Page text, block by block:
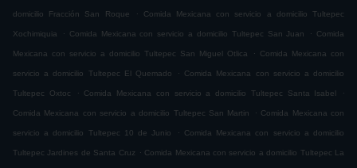
domicilio Fracción San Roque . Comida Mexicana con servicio a domicilio Tultepec
Xochimiquia . Comida Mexicana con servicio a domicilio Tultepec San Juan . Comida
Mexicana con servicio a domicilio Tultepec San Miguel Otlica . Comida Mexicana con
servicio a domicilio Tultepec El Quemado . Comida Mexicana con servicio a domicilio
Tultepec Oxtoc . Comida Mexicana con servicio a domicilio Tultepec Santa Isabel .
Comida Mexicana con servicio a domicilio Tultepec San Martin . Comida Mexicana con
servicio a domicilio Tultepec 10 de Junio . Comida Mexicana con servicio a domicilio
Tultepec Jardines de Santa Cruz . Comida Mexicana con servicio a domicilio Tultepec La